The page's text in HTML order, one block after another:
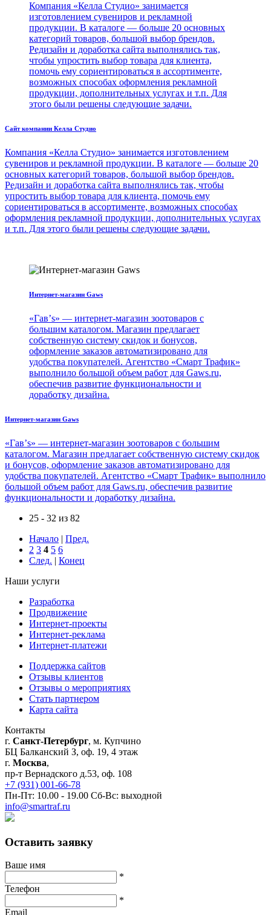
Компания «Келла Студио» занимается
изготовлением сувениров и рекламной
продукции. В каталоге — больше 20 основных
категорий товаров, большой выбор брендов.
Редизайн и доработка сайта выполнялись так,
чтобы упростить выбор товара для клиента,
помочь ему сориентироваться в ассортименте,
возможных способах оформления рекламной
продукции, дополнительных услугах и т.п. Для
этого были решены следующие задачи.
Сайт компании Келла Студио
Компания «Келла Студио» занимается изготовлением
сувениров и рекламной продукции. В каталоге — больше 20
основных категорий товаров, большой выбор брендов.
Редизайн и доработка сайта выполнялись так, чтобы
упростить выбор товара для клиента, помочь ему
сориентироваться в ассортименте, возможных способах
оформления рекламной продукции, дополнительных услугах
и т.п. Для этого были решены следующие задачи.
Интернет-магазин Gaws
«Гав’s» — интернет-магазин зоотоваров с
большим каталогом. Магазин предлагает
собственную систему скидок и бонусов,
оформление заказов автоматизировано для
удобства покупателей. Агентство «Смарт Трафик»
выполнило большой объем работ для Gaws.ru,
обеспечив развитие функциональности и
доработку дизайна.
Интернет-магазин Gaws
«Гав’s» — интернет-магазин зоотоваров с большим
каталогом. Магазин предлагает собственную систему скидок
и бонусов, оформление заказов автоматизировано для
удобства покупателей. Агентство «Смарт Трафик» выполнило
большой объем работ для Gaws.ru, обеспечив развитие
функциональности и доработку дизайна.
25 - 32 из 82
Начало | Пред.
2 3 4 5 6
След. | Конец
Наши услуги
Разработка
Продвижение
Интернет-проекты
Интернет-реклама
Интернет-платежи
Поддержка сайтов
Отзывы клиентов
Отзывы о мероприятиях
Стать партнером
Карта сайта
Контакты
г. Санкт-Петербург, м. Купчино
БЦ Балканский З, оф. 19, 4 этаж
г. Москва,
пр-т Вернадского д.53, оф. 108
+7 (931) 001-66-78
Пн-Пт: 10.00 - 19.00 Сб-Вс: выходной
info@smartraf.ru
Оставить заявку
Ваше имя
*
Телефон
*
Email